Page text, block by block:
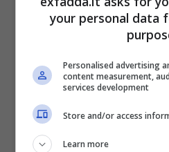
afferma infatti: “Se si
si possono aiutare
domanda di
buone è ancora lì“. In
riduzione delle ore
portare a una
your personal data
Personalised advertising
content measurement,
services development
Store and/or access
Learn more